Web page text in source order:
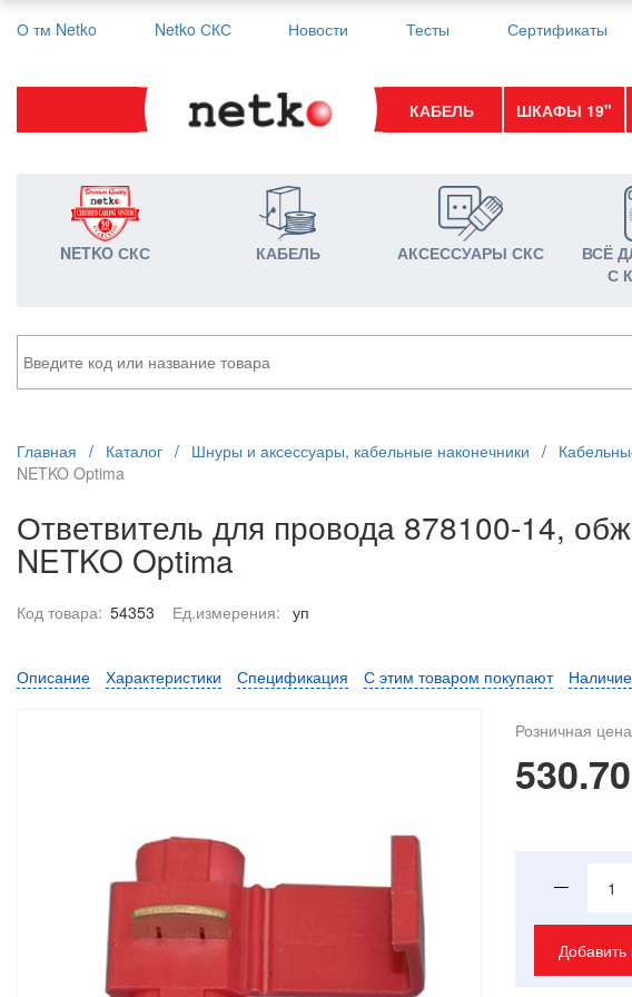
О тм Netko Netko СКС Новости Тесты Сертификаты
КАБЕЛЬ ШКАФЫ 19"
NETKO СКС КАБЕЛЬ АКСЕССУАРЫ СКС
ВСЁ
С
Главная / Каталог / Шнуры и аксессуары, кабельные наконечники /
NETKO Optima
Ответвитель для провода 878100-14,
NETKO Optima
Код товара: 54353 Ед.измерения: уп
Описание Характеристики Спецификация С этим товаром покупают Наличие
Розничная
Добавить